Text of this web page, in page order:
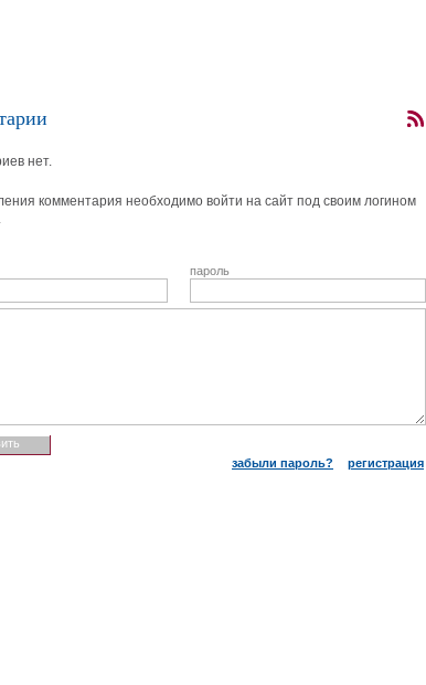
нет.
комментария необходимо войти на сайт под своим логином
пароль
забыли пароль? регистрация